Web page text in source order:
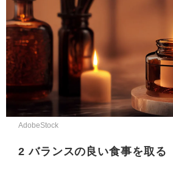
AdobeStock
2 バランスの良い食事を取る